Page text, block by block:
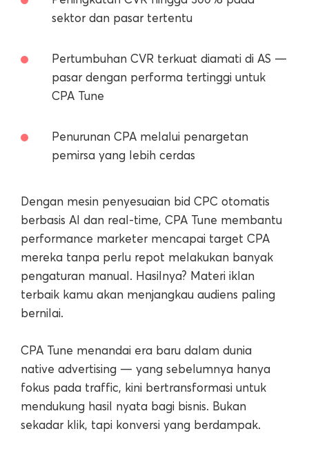
sektor dan pasar tertentu
Pertumbuhan CVR terkuat diamati di AS —
pasar dengan performa tertinggi untuk
CPA Tune
Penurunan CPA melalui penargetan
pemirsa yang lebih cerdas
Dengan mesin penyesuaian bid CPC otomatis
berbasis AI dan real-time, CPA Tune membantu
performance marketer mencapai target CPA
mereka tanpa perlu repot melakukan banyak
pengaturan manual. Hasilnya? Materi iklan
terbaik kamu akan menjangkau audiens paling
bernilai.
CPA Tune menandai era baru dalam dunia
native advertising — yang sebelumnya hanya
fokus pada traffic, kini bertransformasi untuk
mendukung hasil nyata bagi bisnis. Bukan
sekadar klik, tapi konversi yang berdampak.